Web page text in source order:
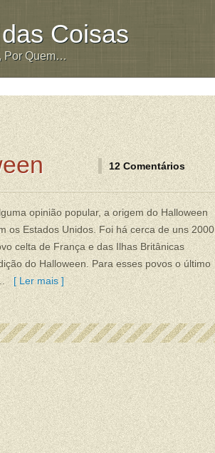
Coisas
Por Quem…
12 Comentários
opinião popular, a origem do Halloween
os Estados Unidos. Foi há cerca de uns 2000
celta de França e das Ilhas Britânicas
do Halloween. Para esses povos o último
[ Ler mais ]